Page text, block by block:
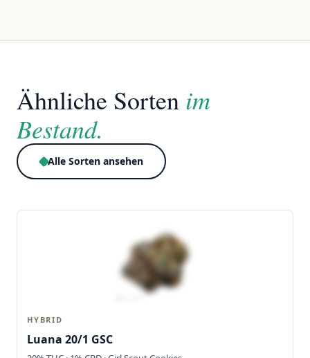
Ähnliche Sorten im
Bestand.
Alle Sorten ansehen
HYBRID
Luana 20/1 GSC